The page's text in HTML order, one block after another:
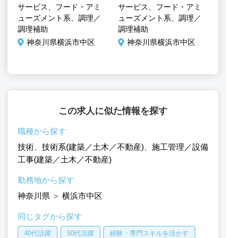
サービス、フード・アミ
ューズメント系、調理／
調理補助
神奈川県横浜市中区
サービス、フード・アミ
ューズメント系、調理／
調理補助
神奈川県横浜市中区
この求人に似た情報を探す
職種から探す
技術、 技術系(建築／土木／不動産)、 施工管理／設備
工事(建築／土木／不動産)
勤務地から探す
神奈川県 ＞ 横浜市中区
同じタグから探す
40代活躍 50代活躍 経験・専門スキルを活かす